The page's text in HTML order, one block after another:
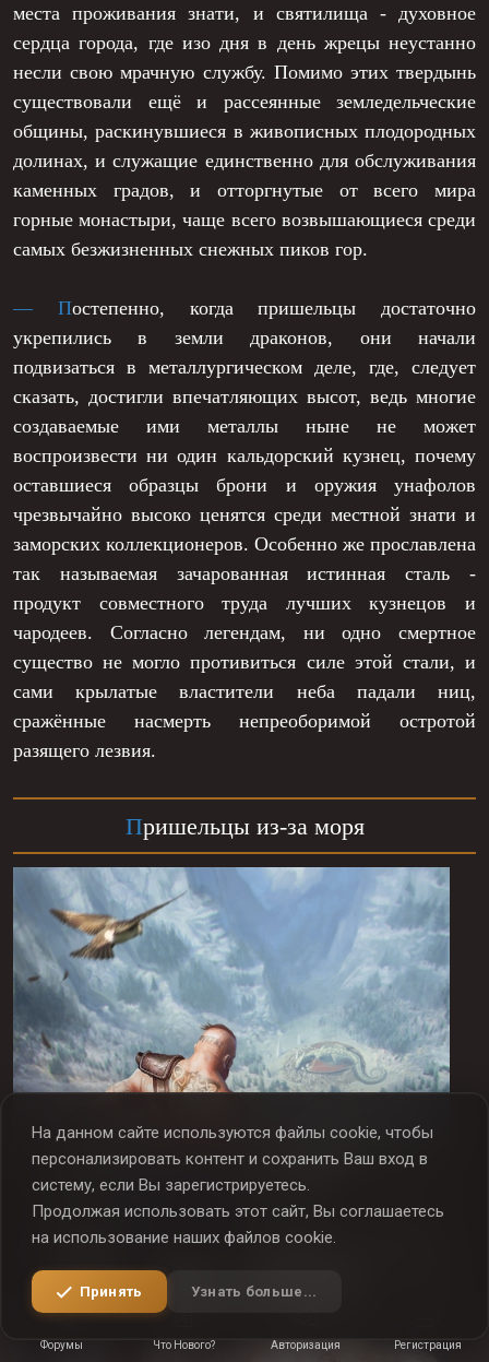
места проживания знати, и святилища - духовное
сердца города, где изо дня в день жрецы неустанно
несли свою мрачную службу. Помимо этих твердынь
существовали ещё и рассеянные земледельческие
общины, раскинувшиеся в живописных плодородных
долинах, и служащие единственно для обслуживания
каменных градов, и отторгнутые от всего мира
горные монастыри, чаще всего возвышающиеся среди
самых безжизненных снежных пиков гор.
— Постепенно, когда пришельцы достаточно
укрепились в земли драконов, они начали
подвизаться в металлургическом деле, где, следует
сказать, достигли впечатляющих высот, ведь многие
создаваемые ими металлы ныне не может
воспроизвести ни один кальдорский кузнец, почему
оставшиеся образцы брони и оружия унафолов
чрезвычайно высоко ценятся среди местной знати и
заморских коллекционеров. Особенно же прославлена
так называемая зачарованная истинная сталь -
продукт совместного труда лучших кузнецов и
чародеев. Согласно легендам, ни одно смертное
существо не могло противиться силе этой стали, и
сами крылатые властители неба падали ниц,
сражённые насмерть непреоборимой остротой
разящего лезвия.
Пришельцы из-за моря
Форумы Что Нового? Авторизация Регистрация
На данном сайте используются файлы cookie, чтобы
персонализировать контент и сохранить Ваш вход в
систему, если Вы зарегистрируетесь.
Продолжая использовать этот сайт, Вы соглашаетесь
на использование наших файлов cookie.
Принять Узнать больше...